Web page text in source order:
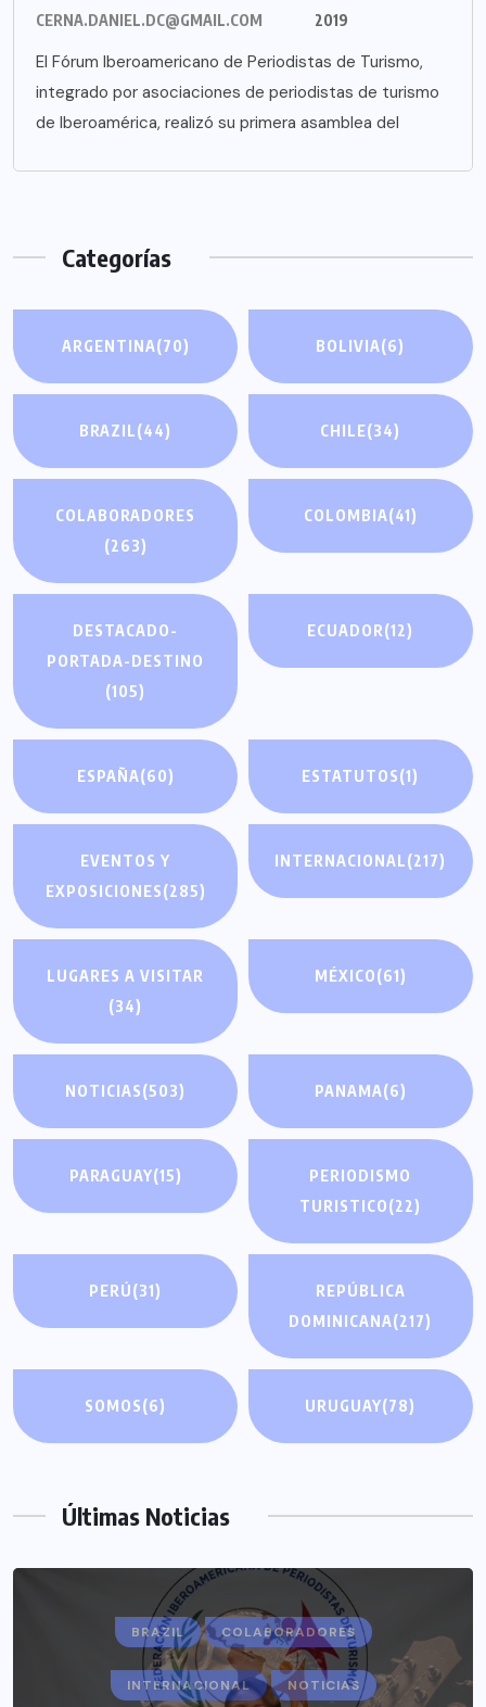
CERNA.DANIEL.DC@GMAIL.COM
2019
El Fórum Iberoamericano de Periodistas de Turismo,
integrado por asociaciones de periodistas de turismo
de Iberoamérica, realizó su primera asamblea del
Categorías
ARGENTINA(70) BOLIVIA(6)
BRAZIL(44) CHILE(34)
COLABORADORES
(263)
COLOMBIA(41)
DESTACADO-
PORTADA-DESTINO
(105)
ECUADOR(12)
ESPAÑA(60) ESTATUTOS(1)
EVENTOS Y
EXPOSICIONES(285)
INTERNACIONAL(217)
LUGARES A VISITAR
(34)
MÉXICO(61)
NOTICIAS(503) PANAMA(6)
PARAGUAY(15)
PERIODISMO
TURISTICO(22)
PERÚ(31)
REPÚBLICA
DOMINICANA(217)
SOMOS(6) URUGUAY(78)
Últimas Noticias
BRAZIL COLABORADORES
INTERNACIONAL NOTICIAS